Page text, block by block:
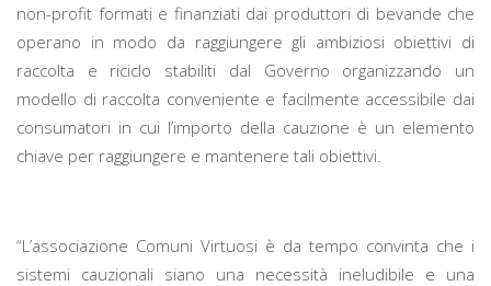
non-profit formati e finanziati dai produttori di bevande che
operano in modo da raggiungere gli ambiziosi obiettivi di
raccolta e riciclo stabiliti dal Governo organizzando un
modello di raccolta conveniente e facilmente accessibile dai
consumatori in cui l’importo della cauzione è un elemento
chiave per raggiungere e mantenere tali obiettivi.
“L’associazione Comuni Virtuosi è da tempo convinta che i
sistemi cauzionali siano una necessità ineludibile e una